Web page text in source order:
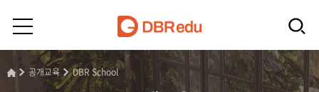
공개교육 DBR School